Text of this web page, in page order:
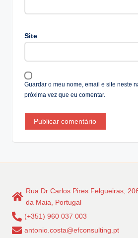
Site
Guardar o meu nome, email e site neste
próxima vez que eu comentar.
ti
:
Rua Dr Carlos Pires Felgueiras,
da Maia, Portugal
(+351) 960 037 003
antonio.costa@efconsulting.pt